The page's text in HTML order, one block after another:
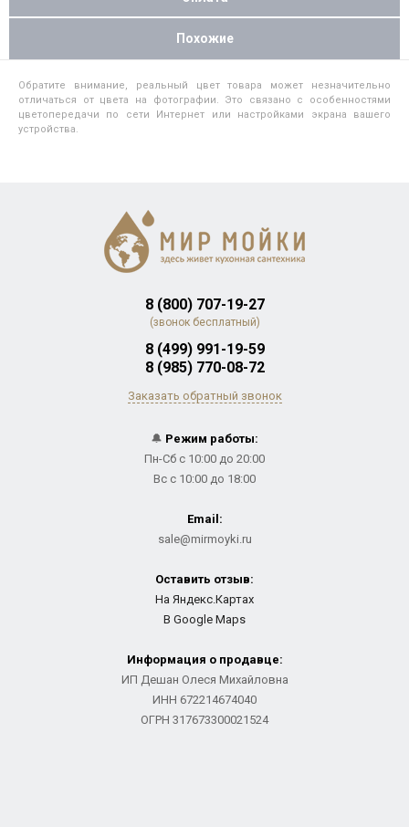
Похожие
Обратите внимание, реальный цвет товара может незначительно
отличаться от цвета на фотографии. Это связано с особенностями
цветопередачи по сети Интернет или настройками экрана вашего
устройства.
8 (800) 707-19-27
(звонок бесплатный)
8 (499) 991-19-59
8 (985) 770-08-72
Заказать обратный звонок
🔔 Режим работы:
Пн-Сб с 10:00 до 20:00
Вс с 10:00 до 18:00
Email:
sale@mirmoyki.ru
Оставить отзыв:
На Яндекс.Картах
В Google Maps
Информация о продавце:
ИП Дешан Олеся Михайловна
ИНН 672214674040
ОГРН 317673300021524